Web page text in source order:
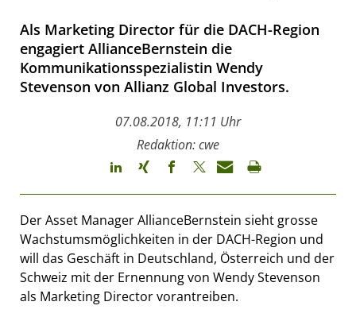
Als Marketing Director für die DACH-Region
engagiert AllianceBernstein die
Kommunikationsspezialistin Wendy
Stevenson von Allianz Global Investors.
07.08.2018, 11:11 Uhr
Redaktion: cwe
Der Asset Manager AllianceBernstein sieht grosse
Wachstumsmöglichkeiten in der DACH-Region und
will das Geschäft in Deutschland, Österreich und der
Schweiz mit der Ernennung von Wendy Stevenson
als Marketing Director vorantreiben.